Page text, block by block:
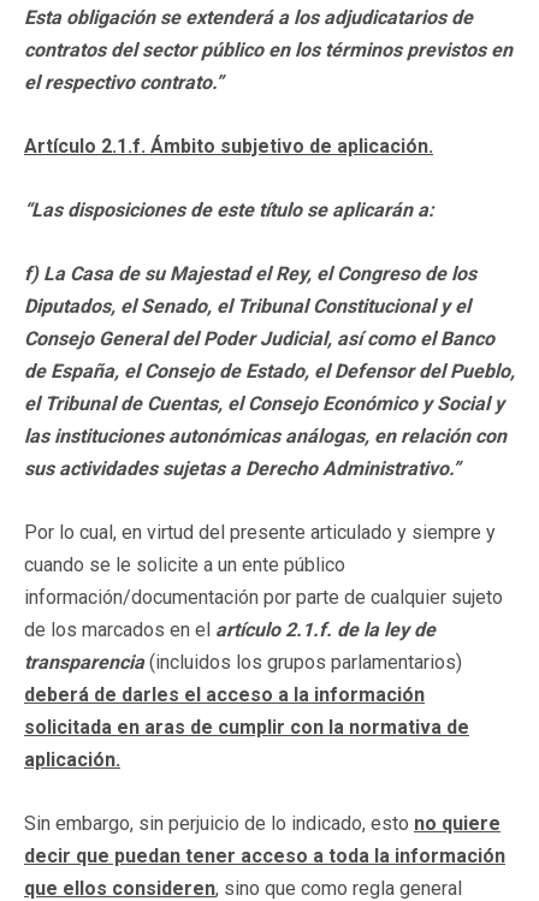
Esta obligación se extenderá a los adjudicatarios de
contratos del sector público en los términos previstos en
el respectivo contrato.”
Artículo 2.1.f. Ámbito subjetivo de aplicación.
“Las disposiciones de este título se aplicarán a:
f) La Casa de su Majestad el Rey, el Congreso de los
Diputados, el Senado, el Tribunal Constitucional y el
Consejo General del Poder Judicial, así como el Banco
de España, el Consejo de Estado, el Defensor del Pueblo,
el Tribunal de Cuentas, el Consejo Económico y Social y
las instituciones autonómicas análogas, en relación con
sus actividades sujetas a Derecho Administrativo.”
Por lo cual, en virtud del presente articulado y siempre y
cuando se le solicite a un ente público
información/documentación por parte de cualquier sujeto
de los marcados en el artículo 2.1.f. de la ley de
transparencia(incluidos los grupos parlamentarios)
deberá de darles el acceso a la información
solicitada en aras de cumplir con la normativa de
aplicación.
Sin embargo, sin perjuicio de lo indicado, esto no quiere
decir que puedan tener acceso a toda la información
que ellos consideren, sino que como regla general